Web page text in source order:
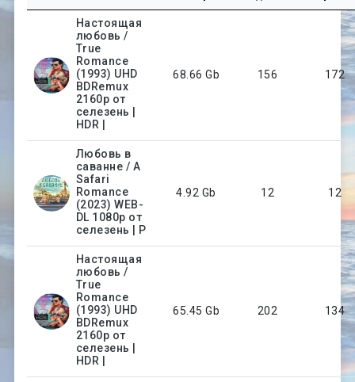
Настоящая
любовь /
True
Romance
(1993) UHD
BDRemux
2160p от
селезень |
HDR |
68.66 Gb 156 172
Любовь в
саванне / A
Safari
Romance
(2023) WEB-
DL 1080p от
селезень | P
4.92 Gb 12 12
Настоящая
любовь /
True
Romance
(1993) UHD
BDRemux
2160p от
селезень |
HDR |
65.45 Gb 202 134